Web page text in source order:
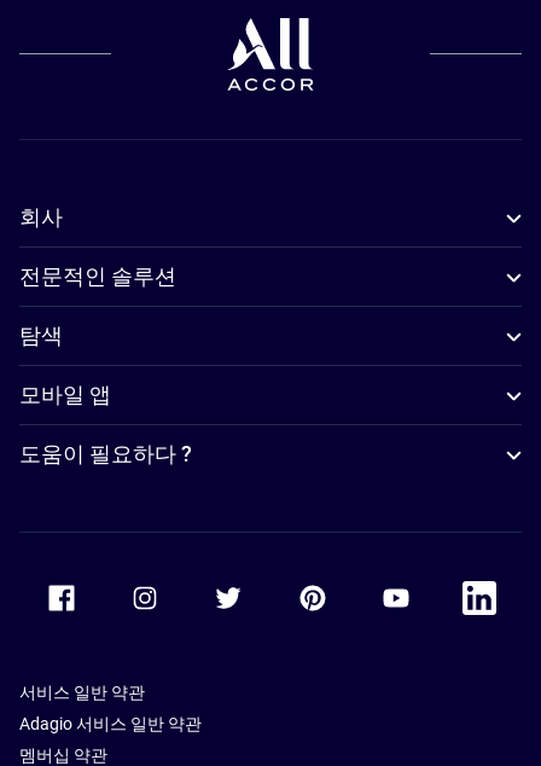
회사
전문적인 솔루션
탐색
모바일 앱
도움이 필요하다 ?
Accor Facebook Accor TwitterAccor PinterestAccor Youtube
Accor
서비스 일반 약관
Adagio 서비스 일반 약관
멤버십 약관